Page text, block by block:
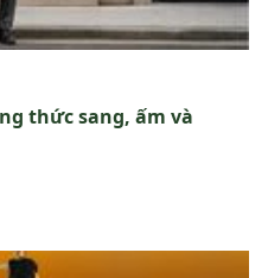
thức sang, ấm và